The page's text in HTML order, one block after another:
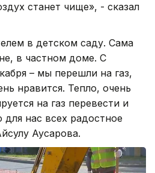
станет чище», - сказал
в детском саду. Сама
в частном доме. С
– мы перешли на газ,
нравится. Тепло, очень
на газ перевести и
нас всех радостное
Аусарова.